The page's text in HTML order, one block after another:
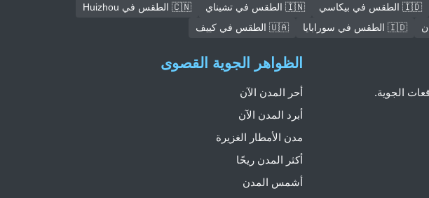
🇮🇩 الطقس في بيكاسي 🇮🇳 الطقس في تشيناي
🇨🇳 الطقس في Huizhou
🇮🇩 الطقس في سورابايا 🇺🇦 الطقس في كييف
الجوية.
الظواهر الجوية القصوى
أحر المدن الآن
أبرد المدن الآن
مدن الأمطار الغزيرة
أكثر المدن ريحًا
أشمس المدن